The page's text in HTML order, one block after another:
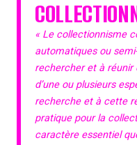
« Le collectionnisme
automatiques ou
rechercher et à réunir
d’une ou plusieurs
recherche et à cette
pratique pour la
caractère essentiel